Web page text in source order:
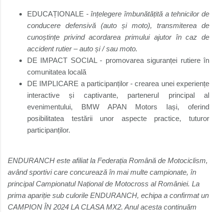
EDUCAȚIONALE -înțelegere îmbunătățită a tehnicilor de
conducere defensivă (auto și moto), transmiterea de
cunoștințe privind acordarea primului ajutor în caz de
accident rutier – auto și / sau moto.
DE IMPACT SOCIAL - promovarea siguranței rutiere în
comunitatea locală
DE IMPLICARE a participanților -crearea unei experiențe
interactive și captivante, partenerul principal al
evenimentului, BMW APAN Motors Iași, oferind
posibilitatea testării unor aspecte practice, tuturor
participanților.
ENDURANCH este afiliat la Federația Română de Motociclism,
având sportivi care concurează în mai multe campionate, în
principal Campionatul Național de Motocross al României. La
prima apariție sub culorile ENDURANCH, echipa a confirmat un
CAMPION ÎN 2024 LA CLASA MX2. Anul acesta continuăm